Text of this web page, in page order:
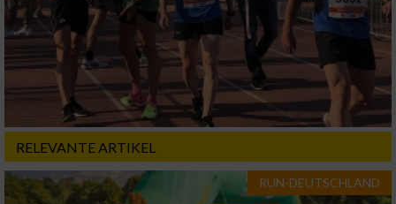
RELEVANTE ARTIKEL
RUN-DEUTSCHLAND
Messung der Performance von Inhalten
Analyse von Zielgruppen durch Statistiken
oder Kombinationen von Daten aus
verschiedenen Quellen
Entwicklung und Verbesserung der Angebote
Verwendung reduzierter Daten zur Auswahl
von Inhalten